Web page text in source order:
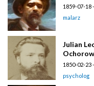
1859-07-18
malarz
Julian
1850-02-23
psycholog